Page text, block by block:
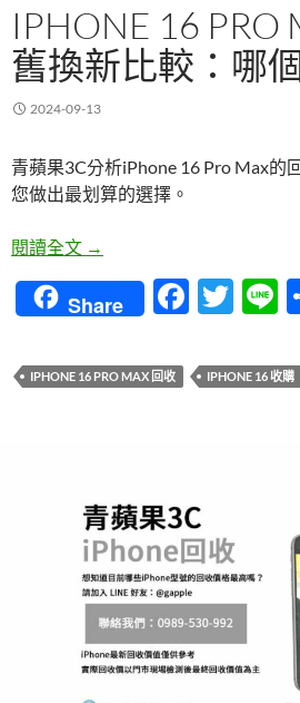
IPHONE 16 PRO
舊換新比較：哪
2024-09-13
青蘋果3C分析iPhone 16 Pro Max的
您做出最划算的選擇。
閱讀全文 iPhone 16 Pro Max 回收
→
Share
F
e
b
k
T
itt
er
e
IPHONE 16 PRO MAX 回收 IPHONE 16 收購